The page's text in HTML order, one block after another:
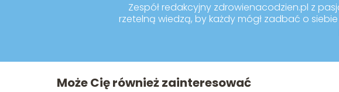
Zespół redakcyjny zdrowienacodzien.pl z
rzetelną wiedzą, by każdy mógł zadbać o
Może Cię również zainteresować